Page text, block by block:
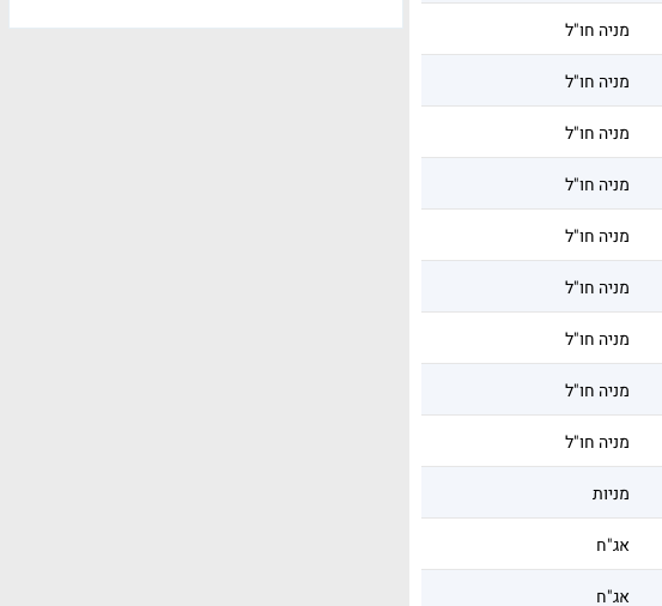
מניה חו"ל
מניה חו"ל
מניה חו"ל
מניה חו"ל
מניה חו"ל
מניה חו"ל
מניה חו"ל
מניה חו"ל
מניה חו"ל
מניות
אג"ח
אג"ח